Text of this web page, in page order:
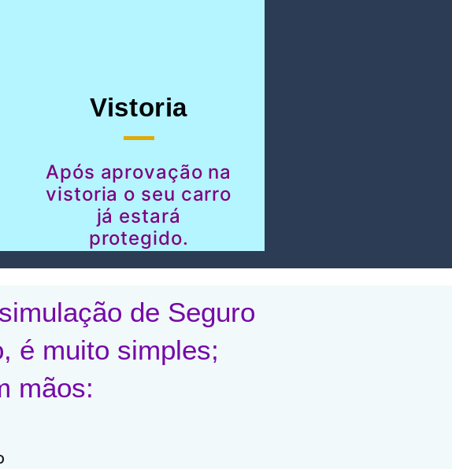
Vistoria
Após aprovação na
vistoria o seu carro
já estará
protegido.
de Seguro
é muito simples;
mãos: